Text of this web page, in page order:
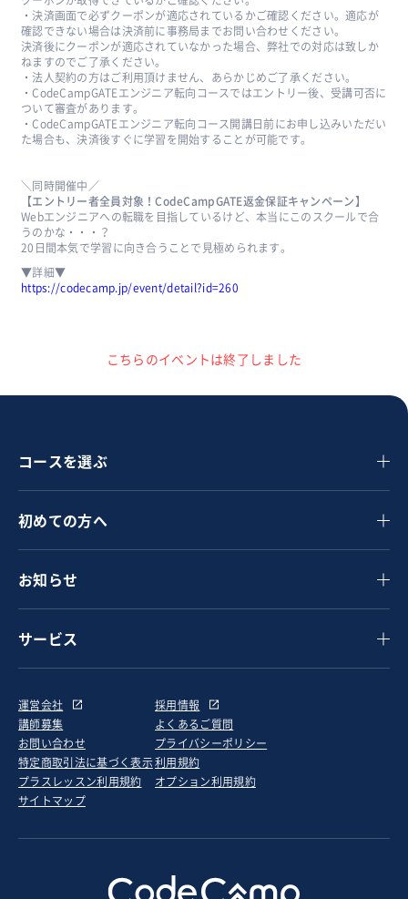
・決済画面で必ずクーポンが適応されているかご確認ください。適応が
確認できない場合は決済前に事務局までお問い合わせください。
決済後にクーポンが適応されていなかった場合、弊社での対応は致しか
ねますのでご了承ください。
・法人契約の方はご利用頂けません、あらかじめご了承ください。
・CodeCampGATEエンジニア転向コースではエントリー後、受講可否に
ついて審査があります。
・CodeCampGATEエンジニア転向コース開講日前にお申し込みいただい
た場合も、決済後すぐに学習を開始することが可能です。
＼同時開催中／
【エントリー者全員対象！CodeCampGATE返金保証キャンペーン】
Webエンジニアへの転職を目指しているけど、本当にこのスクールで合
うのかな・・・？
20日間本気で学習に向き合うことで見極められます。
▼詳細▼
https://codecamp.jp/event/detail?id=260
こちらのイベントは終了しました
コースを選ぶ
初めての方へ
お知らせ
サービス
運営会社
採用情報
講師募集
よくあるご質問
お問い合わせ
プライバシーポリシー
特定商取引法に基づく表示利用規約
プラスレッスン利用規約
オプション利用規約
サイトマップ